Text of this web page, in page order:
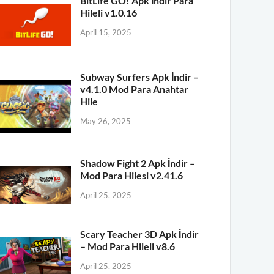
Hileli v1.0.16
April 15, 2025
Subway Surfers Apk İndir –
v4.1.0 Mod Para Anahtar
Hile
May 26, 2025
Shadow Fight 2 Apk İndir –
Mod Para Hilesi v2.41.6
April 25, 2025
Scary Teacher 3D Apk İndir
– Mod Para Hileli v8.6
April 25, 2025